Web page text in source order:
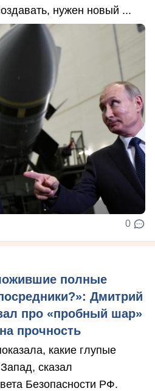
нужен новый ...
0
полные
Дмитрий
про «пробный шар»
прочность
какие глупые
сказал
Безопасности РФ.